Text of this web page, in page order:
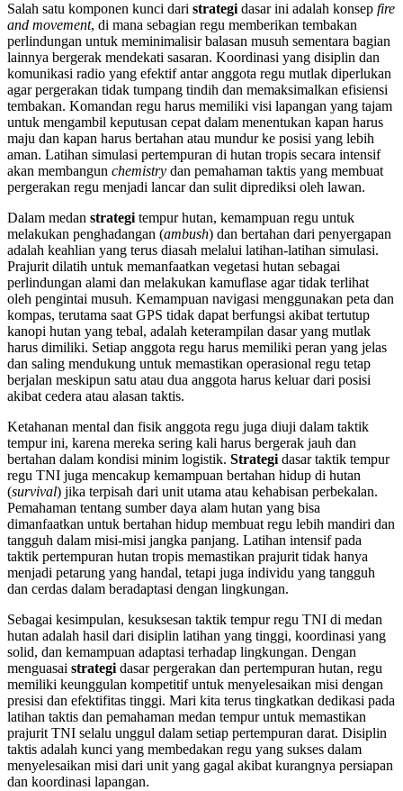
Salah satu komponen kunci dari strategidasar ini adalah konsep fire
and movement, di mana sebagian regu memberikan tembakan
perlindungan untuk meminimalisir balasan musuh sementara bagian
lainnya bergerak mendekati sasaran. Koordinasi yang disiplin dan
komunikasi radio yang efektif antar anggota regu mutlak diperlukan
agar pergerakan tidak tumpang tindih dan memaksimalkan efisiensi
tembakan. Komandan regu harus memiliki visi lapangan yang tajam
untuk mengambil keputusan cepat dalam menentukan kapan harus
maju dan kapan harus bertahan atau mundur ke posisi yang lebih
aman. Latihan simulasi pertempuran di hutan tropis secara intensif
akan membangun chemistry dan pemahaman taktis yang membuat
pergerakan regu menjadi lancar dan sulit diprediksi oleh lawan.
Dalam medan strategitempur hutan, kemampuan regu untuk
melakukan penghadangan (ambush) dan bertahan dari penyergapan
adalah keahlian yang terus diasah melalui latihan-latihan simulasi.
Prajurit dilatih untuk memanfaatkan vegetasi hutan sebagai
perlindungan alami dan melakukan kamuflase agar tidak terlihat
oleh pengintai musuh. Kemampuan navigasi menggunakan peta dan
kompas, terutama saat GPS tidak dapat berfungsi akibat tertutup
kanopi hutan yang tebal, adalah keterampilan dasar yang mutlak
harus dimiliki. Setiap anggota regu harus memiliki peran yang jelas
dan saling mendukung untuk memastikan operasional regu tetap
berjalan meskipun satu atau dua anggota harus keluar dari posisi
akibat cedera atau alasan taktis.
Ketahanan mental dan fisik anggota regu juga diuji dalam taktik
tempur ini, karena mereka sering kali harus bergerak jauh dan
bertahan dalam kondisi minim logistik. Strategidasar taktik tempur
regu TNI juga mencakup kemampuan bertahan hidup di hutan
(survival) jika terpisah dari unit utama atau kehabisan perbekalan.
Pemahaman tentang sumber daya alam hutan yang bisa
dimanfaatkan untuk bertahan hidup membuat regu lebih mandiri dan
tangguh dalam misi-misi jangka panjang. Latihan intensif pada
taktik pertempuran hutan tropis memastikan prajurit tidak hanya
menjadi petarung yang handal, tetapi juga individu yang tangguh
dan cerdas dalam beradaptasi dengan lingkungan.
Sebagai kesimpulan, kesuksesan taktik tempur regu TNI di medan
hutan adalah hasil dari disiplin latihan yang tinggi, koordinasi yang
solid, dan kemampuan adaptasi terhadap lingkungan. Dengan
menguasai strategidasar pergerakan dan pertempuran hutan, regu
memiliki keunggulan kompetitif untuk menyelesaikan misi dengan
presisi dan efektifitas tinggi. Mari kita terus tingkatkan dedikasi pada
latihan taktis dan pemahaman medan tempur untuk memastikan
prajurit TNI selalu unggul dalam setiap pertempuran darat. Disiplin
taktis adalah kunci yang membedakan regu yang sukses dalam
menyelesaikan misi dari unit yang gagal akibat kurangnya persiapan
dan koordinasi lapangan.